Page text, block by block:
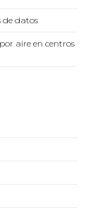
de datos
aire en centros